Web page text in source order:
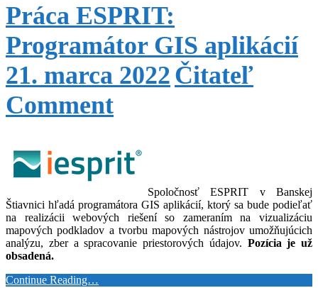
Práca ESPRIT:
Programátor GIS aplikácií
21. marca 2022 Čitateľ
Comment
Spoločnosť ESPRIT v Banskej
Štiavnici hľadá programátora GIS aplikácií, ktorý sa bude podieľať
na realizácii webových riešení so zameraním na vizualizáciu
mapových podkladov a tvorbu mapových nástrojov umožňujúcich
analýzu, zber a spracovanie priestorových údajov. Pozícia je už
obsadená.
Continue Reading…